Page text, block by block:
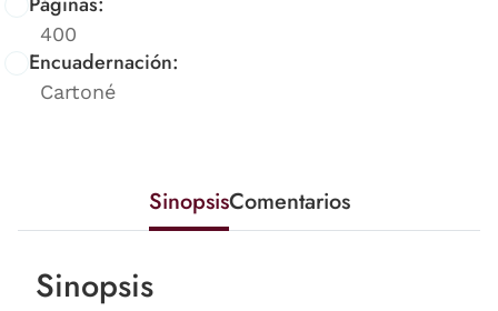
400
Encuadernación:
Cartoné
SinopsisComentarios
Sinopsis